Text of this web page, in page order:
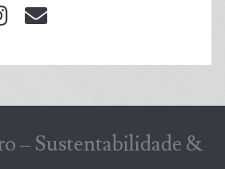
instagram
– Sustentabilidade &